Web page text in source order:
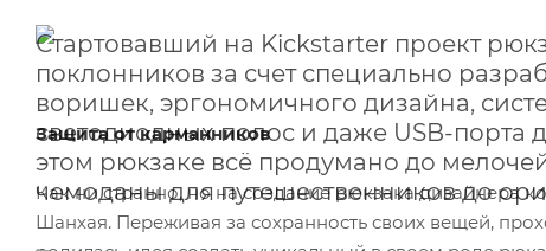
Стартовавший на Kickstarter проект
поклонников за счет специально
воришек, эргономичного дизайна,
светодиодных полос и даже USB-порта
этом рюкзаке всё продумано до
чемоданы для путешественников до
Защита от карманников
Как ни странно, но на создание рюкзака дизайнера
Шанхая. Переживая за сохранность своих вещей,